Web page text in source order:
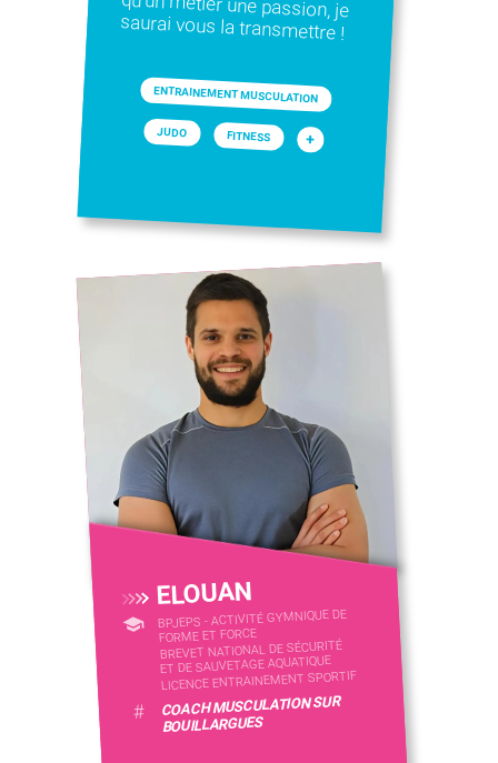
saurai vous la transmettre !
ENTRAINEMENT MUSCULATION
JUDO FITNESS +
ELOUAN
BPJEPS - ACTIVITÉ GYMNIQUE DE
FORME ET FORCE
BREVET NATIONAL DE SÉCURITÉ
ET DE SAUVETAGE AQUATIQUE
LICENCE ENTRAINEMENT SPORTIF
# COACH MUSCULATION SUR
BOUILLARGUES